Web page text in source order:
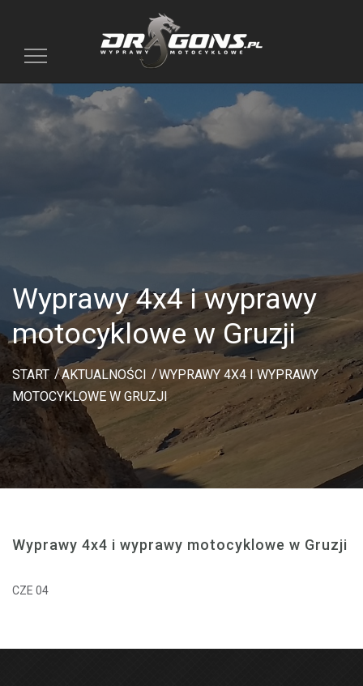
Toggle
Wyprawy 4x4 i wyprawy
motocyklowe w Gruzji
START AKTUALNOŚCI
WYPRAWY 4X4 I WYPRAWY
MOTOCYKLOWE W GRUZJI
Wyprawy 4x4 i wyprawy motocyklowe w Gruzji
CZE 04